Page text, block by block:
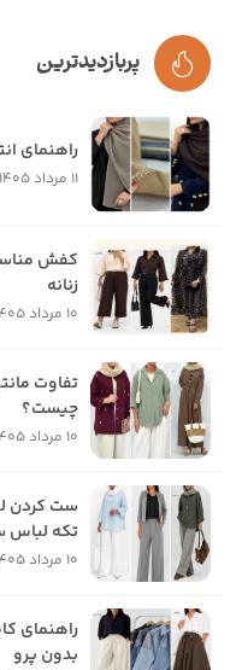
پربازدیدترین
راهنمای
11 مرداد 1405
کفش
زنانه
10 مرداد 1405
تفاوت
چیست؟
10 مرداد 1405
ست کردن
تکه لباس
10 مرداد 1405
راهنمای
بدون پرو